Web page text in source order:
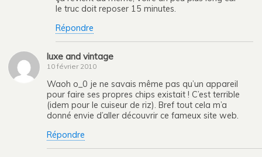
le truc doit reposer 15 minutes.
Répondre
luxe and vintage
10 février 2010
Waoh o_0 je ne savais même pas qu’un appareil
pour faire ses propres chips existait ! C’est terrible
(idem pour le cuiseur de riz). Bref tout cela m’a
donné envie d’aller découvrir ce fameux site web.
Répondre